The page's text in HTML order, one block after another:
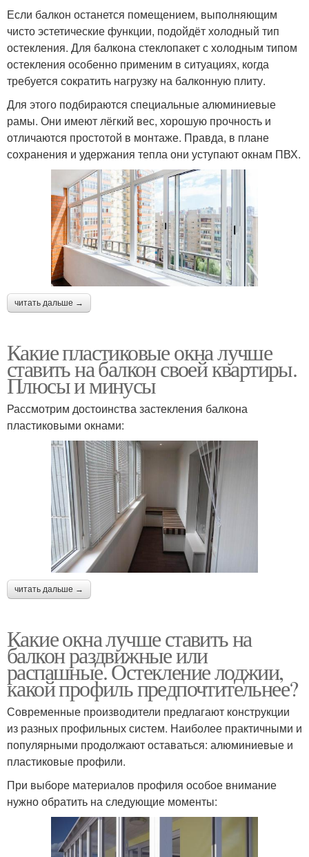
Если балкон останется помещением, выполняющим
чисто эстетические функции, подойдёт холодный тип
остекления. Для балкона стеклопакет с холодным типом
остекления особенно применим в ситуациях, когда
требуется сократить нагрузку на балконную плиту.
Для этого подбираются специальные алюминиевые
рамы. Они имеют лёгкий вес, хорошую прочность и
отличаются простотой в монтаже. Правда, в плане
сохранения и удержания тепла они уступают окнам ПВХ.
читать дальше →
Какие пластиковые окна лучше
ставить на балкон своей квартиры.
Плюсы и минусы
Рассмотрим достоинства застекления балкона
пластиковыми окнами:
читать дальше →
Какие окна лучше ставить на
балкон раздвижные или
распашные. Остекление лоджии,
какой профиль предпочтительнее?
Современные производители предлагают конструкции
из разных профильных систем. Наиболее практичными и
популярными продолжают оставаться: алюминиевые и
пластиковые профили.
При выборе материалов профиля особое внимание
нужно обратить на следующие моменты: